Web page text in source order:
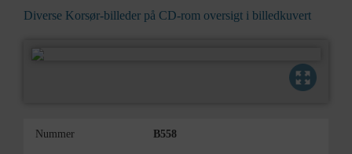
Diverse Korsør-billeder på CD-rom oversigt i billedkuvert
Nummer B558